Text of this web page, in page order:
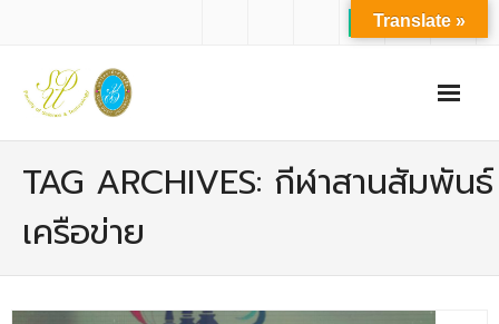
- ปรัชญาการจัดการศึกษา มหาวิทยาลัยสวนดุสิต
TAG ARCHIVES: กีฬาสานสัมพันธ์
เครือข่าย
Translate »